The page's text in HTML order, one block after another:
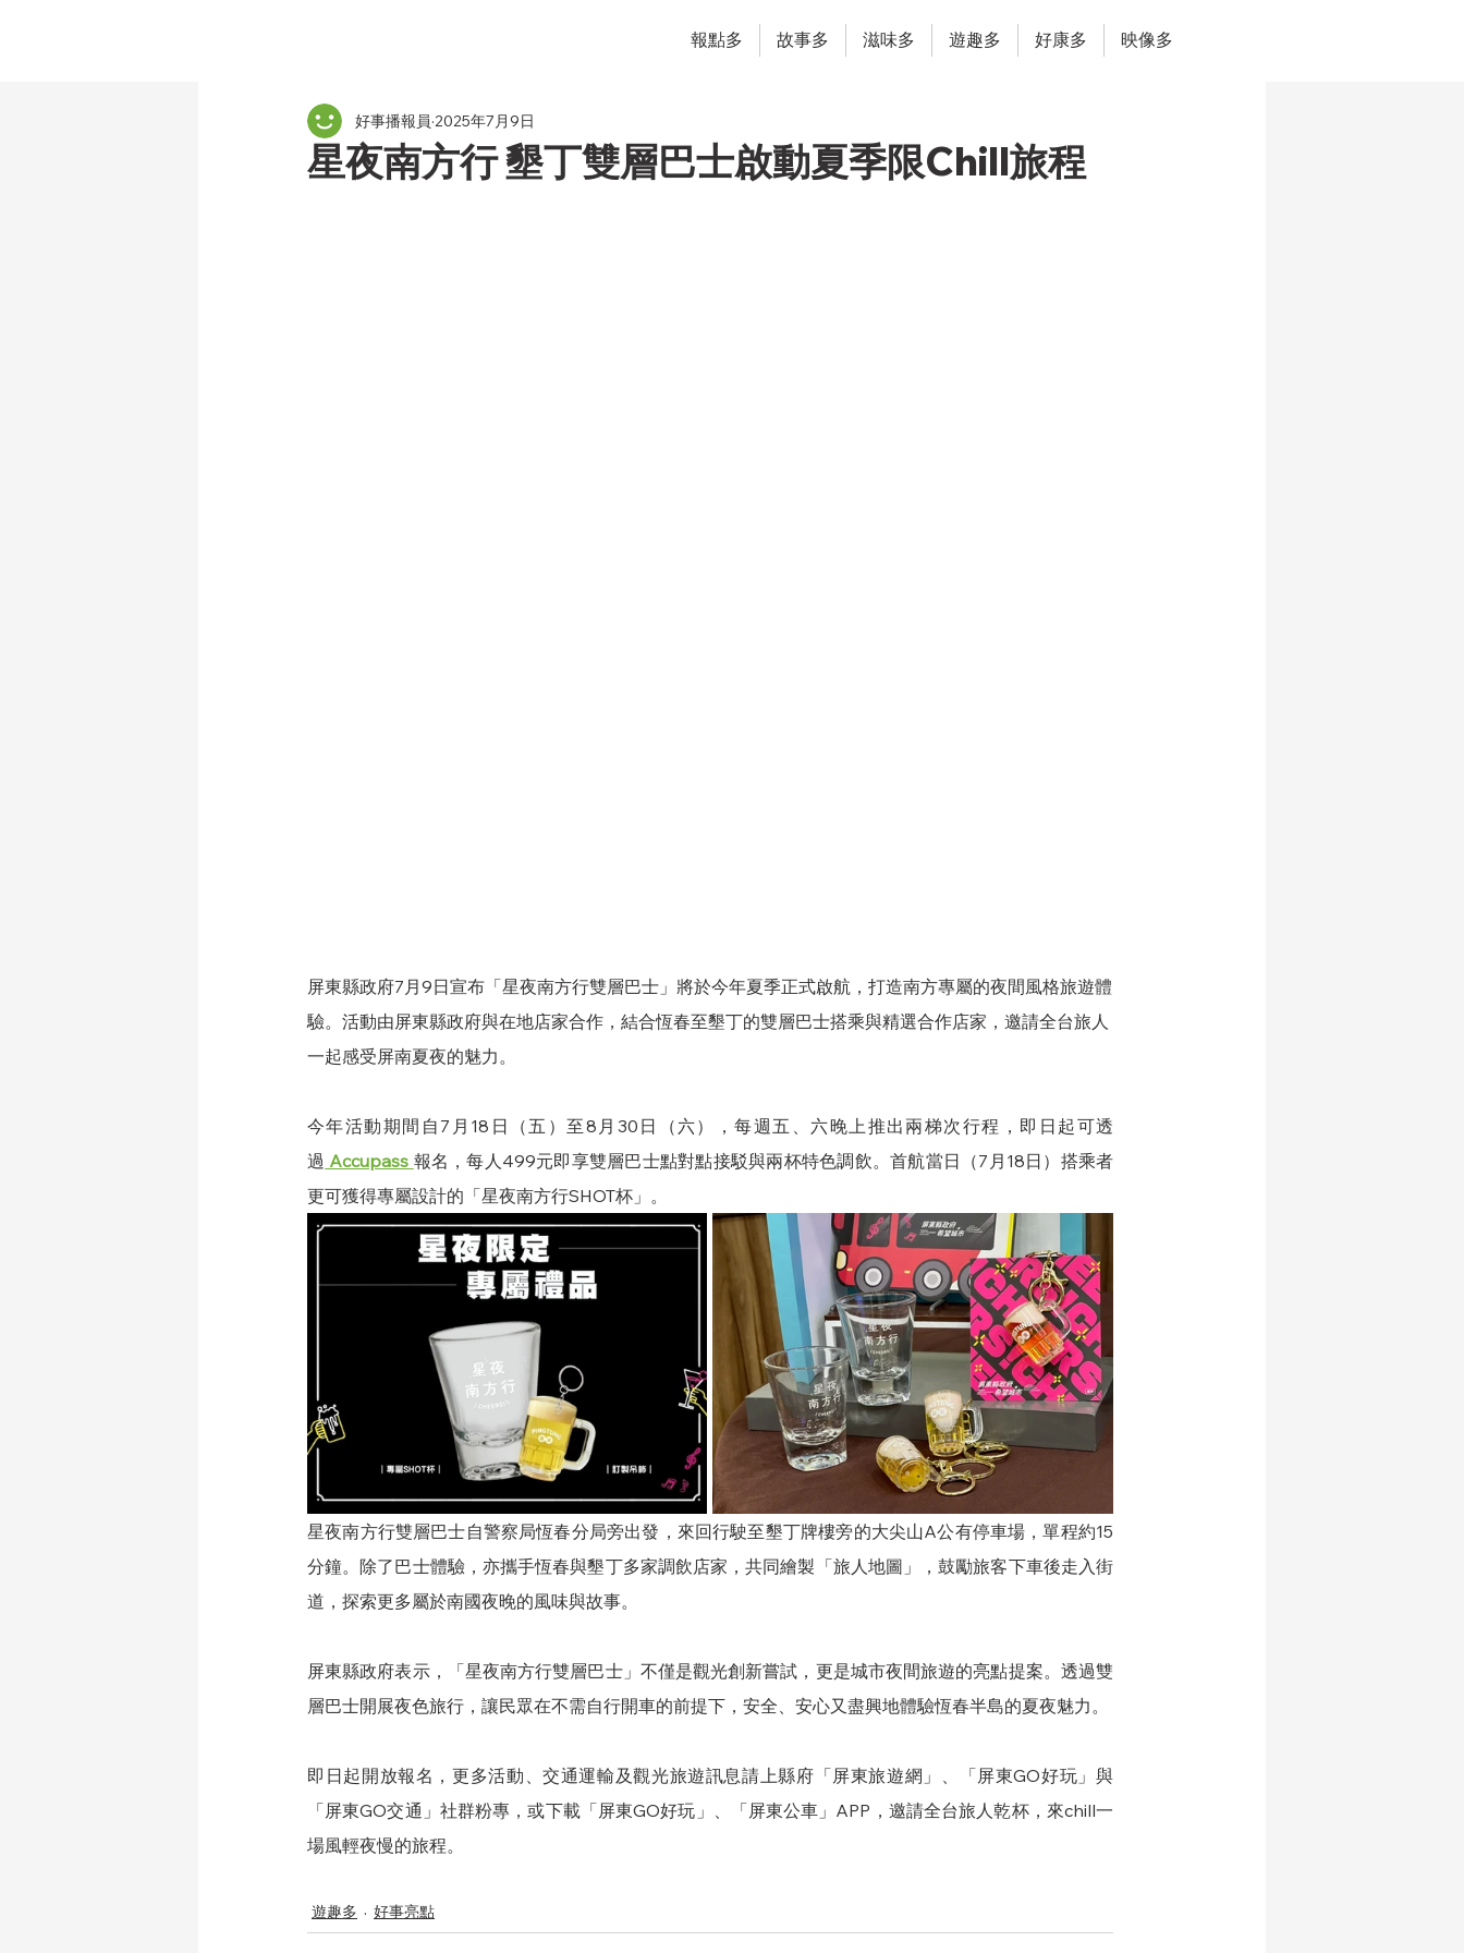
報點多 故事多 滋味多 遊趣多 好康多 映像多
星夜南方行 墾丁雙層巴士啟動夏季限Chill旅程
好事播報員 2025年7月9日
屏東縣政府7月9日宣布「星夜南方行雙層巴士」將於今年夏季正式啟航，打造南方專屬的夜間風格旅遊體
驗。活動由屏東縣政府與在地店家合作，結合恆春至墾丁的雙層巴士搭乘與精選合作店家，邀請全台旅人
一起感受屏南夏夜的魅力。
今年活動期間自7月18日（五）至8月30日（六），每週五、六晚上推出兩梯次行程，即日起可透
過 Accupass 報名，每人499元即享雙層巴士點對點接駁與兩杯特色調飲。首航當日（7月18日）搭乘者
更可獲得專屬設計的「星夜南方行SHOT杯」。
星夜南方行雙層巴士自警察局恆春分局旁出發，來回行駛至墾丁牌樓旁的大尖山A公有停車場，單程約15
分鐘。除了巴士體驗，亦攜手恆春與墾丁多家調飲店家，共同繪製「旅人地圖」，鼓勵旅客下車後走入街
道，探索更多屬於南國夜晚的風味與故事。
屏東縣政府表示，「星夜南方行雙層巴士」不僅是觀光創新嘗試，更是城市夜間旅遊的亮點提案。透過雙
層巴士開展夜色旅行，讓民眾在不需自行開車的前提下，安全、安心又盡興地體驗恆春半島的夏夜魅力。
即日起開放報名，更多活動、交通運輸及觀光旅遊訊息請上縣府「屏東旅遊網」、「屏東GO好玩」與
「屏東GO交通」社群粉專，或下載「屏東GO好玩」、「屏東公車」APP，邀請全台旅人乾杯，來chill一
場風輕夜慢的旅程。
遊趣多 好事亮點